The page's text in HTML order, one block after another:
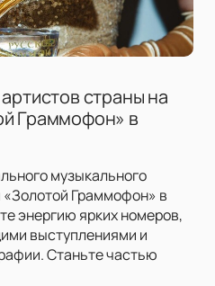
страны на
Граммофон» в
музыкального
Граммофон» в
энергию ярких номеров,
выступлениями и
Станьте частью